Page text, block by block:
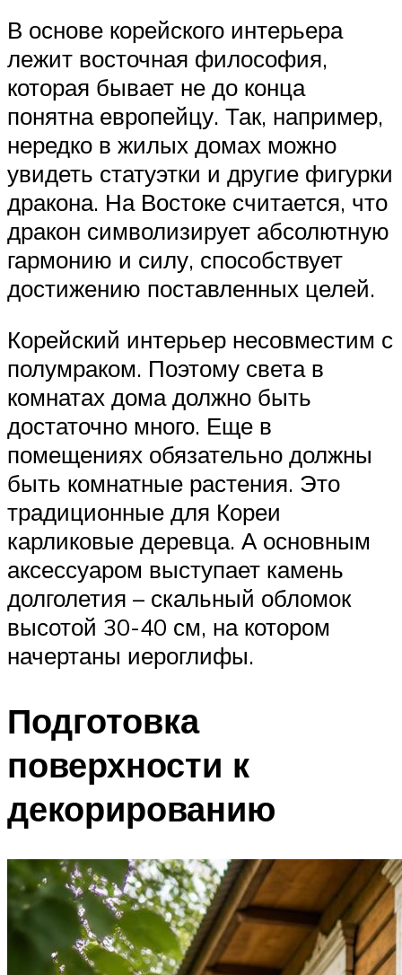
В основе корейского интерьера
лежит восточная философия,
которая бывает не до конца
понятна европейцу. Так, например,
нередко в жилых домах можно
увидеть статуэтки и другие фигурки
дракона. На Востоке считается, что
дракон символизирует абсолютную
гармонию и силу, способствует
достижению поставленных целей.
Корейский интерьер несовместим с
полумраком. Поэтому света в
комнатах дома должно быть
достаточно много. Еще в
помещениях обязательно должны
быть комнатные растения. Это
традиционные для Кореи
карликовые деревца. А основным
аксессуаром выступает камень
долголетия – скальный обломок
высотой 30-40 см, на котором
начертаны иероглифы.
Подготовка
поверхности к
декорированию